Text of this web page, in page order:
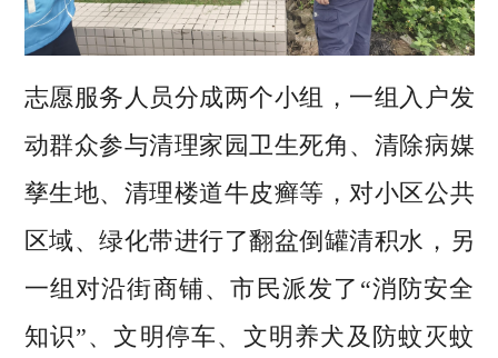
志愿服务人员分成两个小组，一组入户发
动群众参与清理家园卫生死角、清除病媒
孳生地、清理楼道牛皮癣等，对小区公共
区域、绿化带进行了翻盆倒罐清积水，另
一组对沿街商铺、市民派发了“消防安全
知识”、文明停车、文明养犬及防蚊灭蚊